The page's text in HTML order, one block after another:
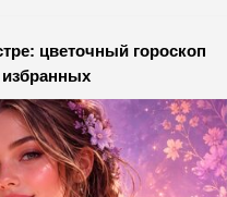
цветочный гороскоп
избранных